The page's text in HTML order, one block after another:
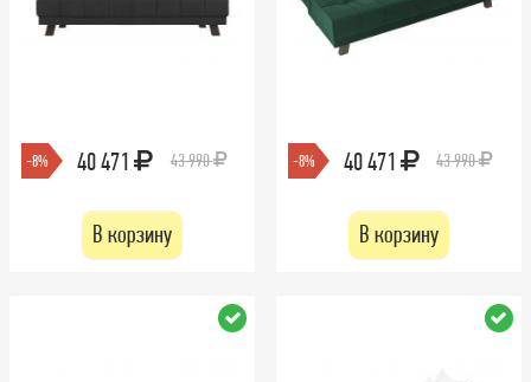
-8% 40 471 43 990
В корзину
-8% 40 471 43 990
В корзину